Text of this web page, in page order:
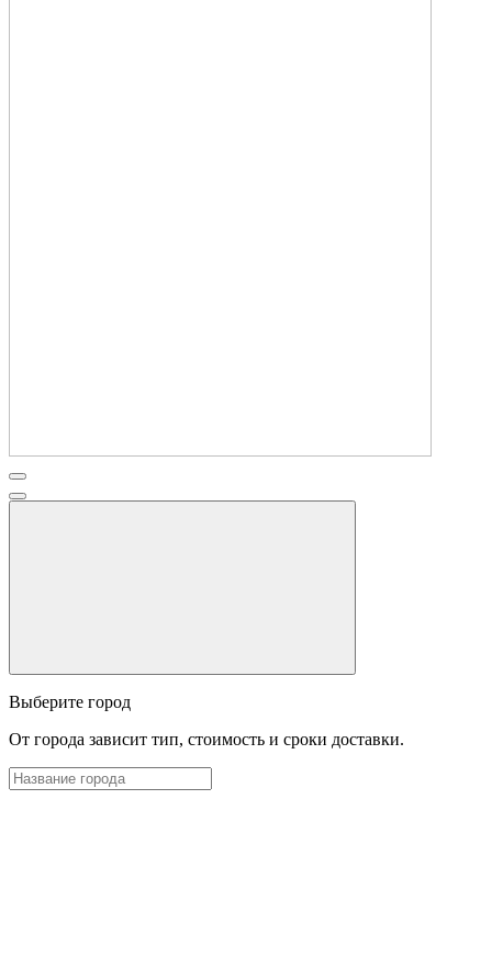
Выберите город
От города зависит тип, стоимость и сроки доставки.